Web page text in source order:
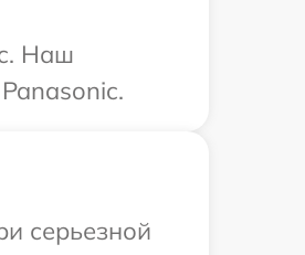
Наш
серьезной